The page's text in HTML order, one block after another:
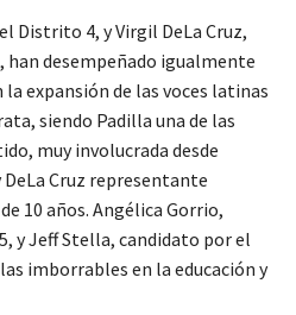
Distrito 4, y Virgil DeLa Cruz,
desempeñado igualmente
expansión de las voces latinas
siendo Padilla una de las
muy involucrada desde
Cruz representante
10 años. Angélica Gorrio,
y Jeff Stella, candidato por el
imborrables en la educación y